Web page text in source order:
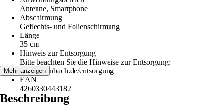
Antenne, Smartphone
Abschirmung
Geflechts- und Folienschirmung
Länge
35 cm
Hinweis zur Entsorgung
Bitte beachten Sie die Hinweise zur Entsorgung:
www.hornbach.de/entsorgung
EAN
4260330443182
Mehr anzeigen
Beschreibung